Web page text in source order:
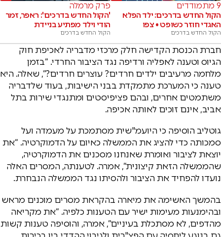
9 מתמודדים
הקול החדש בדרכים: ילד הפלא
האגדי חוזר כשופט • צפו
הקול החדש בדרכים
פרק מרמלה
'הקול החדש בדרכים': ראפר, זמר
הודי וילד מפתיע בניידת
הקול החדש בדרכים
חברת הכנסת הקדישה חלק מרכזי מדבריה לאכיפת חוק
הגיוס וטענה לאפליה ורדיפה נגד הציבור החרדי. “בזמן
מלחמה מרעיבים ילדים חרדים? עוצרים חרדים?”, שאלה. היא
טענה כי המערכת מתמקדת בבני הישיבות, בעוד שלדבריה
משתמטים אחרים, ובהם פציפיסטים ומתנגדי שירות בתל
אביב, אינם זוכים לאותה אכיפה.
גוטליב הוסיפה כי היועמ"שית מסתמכת על מעמדה ועל
סמכותה כדי להציג את הממשלה כאיום על הדמוקרטיה. “את
יוצאת לציבור ואומרת שאנחנו מסכנים את הדמוקרטיה,
שהממשלה הזאת קיצונית”, אמרה. לטענתה, המסרים האלה
נועדו להפחיד את הציבור ולהסיתו נגד הממשלה הנבחרת.
בהמשך האשימה את מיארה בהקראת מסרים מוכנים מראש
ובהימנעות מעימות ישיר עם הטענות כלפיה. “את מקריאה
מהדפים, לא מסתכלת בעיניים”, אמרה, והוסיפה טענות קשות